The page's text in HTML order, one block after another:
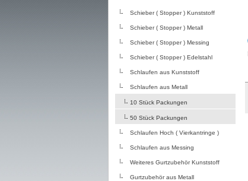
Schieber ( Stopper ) Kunststoff
Schieber ( Stopper ) Metall
Schieber ( Stopper ) Messing
Schieber ( Stopper ) Edelstahl
Schlaufen aus Kunststoff
Schlaufen aus Metall
10 Stück Packungen
50 Stück Packungen
Schlaufen Hoch ( Vierkantringe )
Schlaufen aus Messing
Weiteres Gurtzubehör Kunststoff
Gurtzubehör aus Metall